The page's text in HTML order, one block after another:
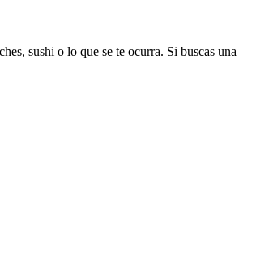
sushi o lo que se te ocurra. Si buscas una